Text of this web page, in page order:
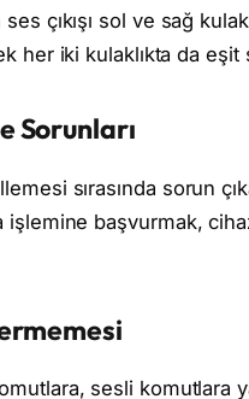
çıkışı sol ve sağ
her iki kulaklıkta da
Sorunları
sırasında sorun
işlemine başvurmak,
sesli komutlara